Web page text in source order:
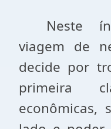
Neste
viagem de
decide por
primeira
econômicas,